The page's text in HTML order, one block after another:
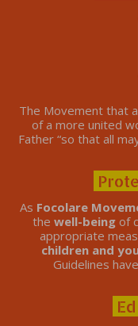
The Movement that
of a more united
Father “so that all
As Focolare
the well-being of
appropriate
children and
Guidelines